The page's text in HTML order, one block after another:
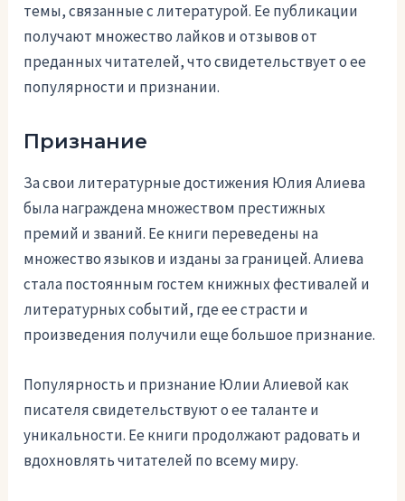
темы, связанные с литературой. Ее публикации
получают множество лайков и отзывов от
преданных читателей, что свидетельствует о ее
популярности и признании.
Признание
За свои литературные достижения Юлия Алиева
была награждена множеством престижных
премий и званий. Ее книги переведены на
множество языков и изданы за границей. Алиева
стала постоянным гостем книжных фестивалей и
литературных событий, где ее страсти и
произведения получили еще большое признание.
Популярность и признание Юлии Алиевой как
писателя свидетельствуют о ее таланте и
уникальности. Ее книги продолжают радовать и
вдохновлять читателей по всему миру.